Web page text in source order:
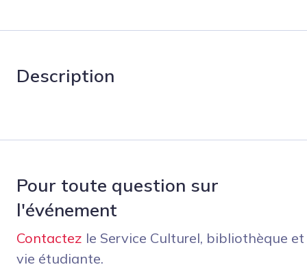
Description
Pour toute question sur
l'événement
Contactez le Service Culturel, bibliothèque et
vie étudiante.